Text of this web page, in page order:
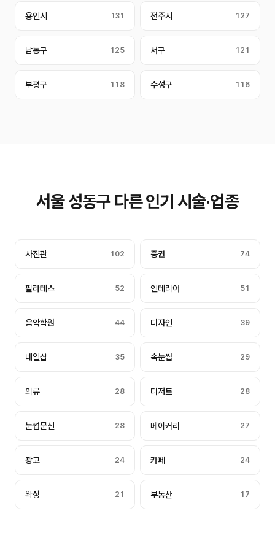
용인시 131 전주시 127
남동구 125 서구 121
부평구 118 수성구 116
서울 성동구 다른 인기 시술·업종
사진관 102 증권 74
필라테스 52 인테리어 51
음악학원 44 디자인 39
네일샵 35 속눈썹 29
의류 28 디저트 28
눈썹문신 28 베이커리 27
광고 24 카페 24
왁싱 21 부동산 17